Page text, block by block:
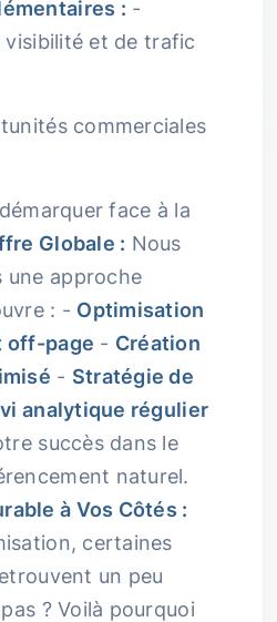
: -
visibilité et de trafic
commerciales
face à la
Globale : Nous
une approche
: - Optimisation
off-page - Création
- Stratégie de
analytique régulier
succès dans le
naturel.
à Vos Côtés :
certaines
un peu
? Voilà pourquoi